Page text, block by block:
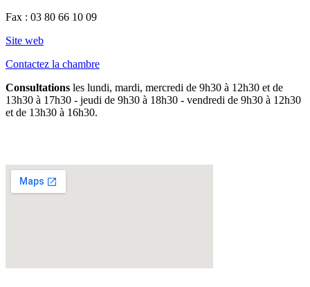
Fax : 03 80 66 10 09
Site web
Contactez la chambre
Consultations les lundi, mardi, mercredi de 9h30 à 12h30 et de
13h30 à 17h30 - jeudi de 9h30 à 18h30 - vendredi de 9h30 à 12h30
et de 13h30 à 16h30.